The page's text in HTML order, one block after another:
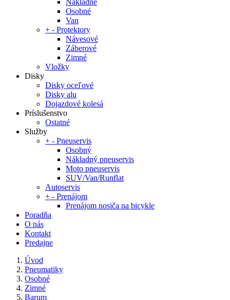
Nákladné
Osobné
Van
+ - Protektory
Návesové
Záberové
Zimné
Vložky
Disky
Disky oceľové
Disky alu
Dojazdové kolesá
Príslušenstvo
Ostatné
Služby
+ - Pneuservis
Osobný
Nákladný pneuservis
Moto pneuservis
SUV/Van/Runflat
Autoservis
+ - Prenájom
Prenájom nosiča na bicykle
Poradňa
O nás
Kontakt
Predajne
Úvod
Pneumatiky
Osobné
Zimné
Barum